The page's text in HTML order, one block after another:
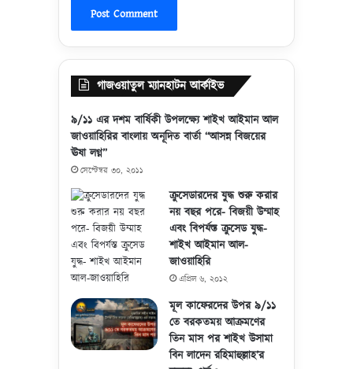
গাজওয়াতুল ম্যানহাটন আর্কাইভ
৯/১১ এর দশম বার্ষিকী উপলক্ষ্যে শাইখ আইমান আল
জাওয়াহিরির বাংলায় অনূদিত বার্তা “আসন্ন বিজয়ের
ঊষা লগ্ন”
সেপ্টেম্বর ৩০, ২০১১
ক্রুসেডারদের যুদ্ধ শুরু করার
নয় বছর পরে- বিজয়ী উম্মাহ
এবং বিপর্যস্ত ক্রুসেড যুদ্ধ-
শাইখ আইমান আল-
জাওয়াহিরি
এপ্রিল ৬, ২০১২
মূল কাফেরদের উপর ৯/১১
তে বরকতময় আক্রমণের
তিন মাস পর শাইখ উসামা
বিন লাদেন রহিমাহুল্লাহ’র